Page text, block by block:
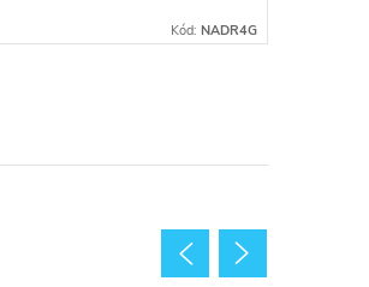
Kód: NADR4G